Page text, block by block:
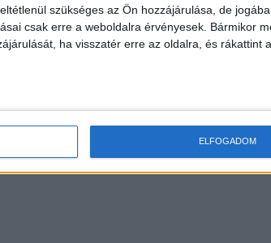
szükséges az Ön hozzájárulása, de
csak erre a weboldalra érvényesek. Bármikor
ha visszatér erre az oldalra, és rákattint
ELFOGADOM
azok egyszerűen